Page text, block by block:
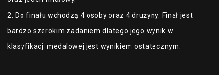
2. Do finału wchodzą 4 osoby oraz 4 drużyny. Finał jest
bardzo szerokim zadaniem dlatego jego wynik w
klasyfikacji medalowej jest wynikiem ostatecznym.